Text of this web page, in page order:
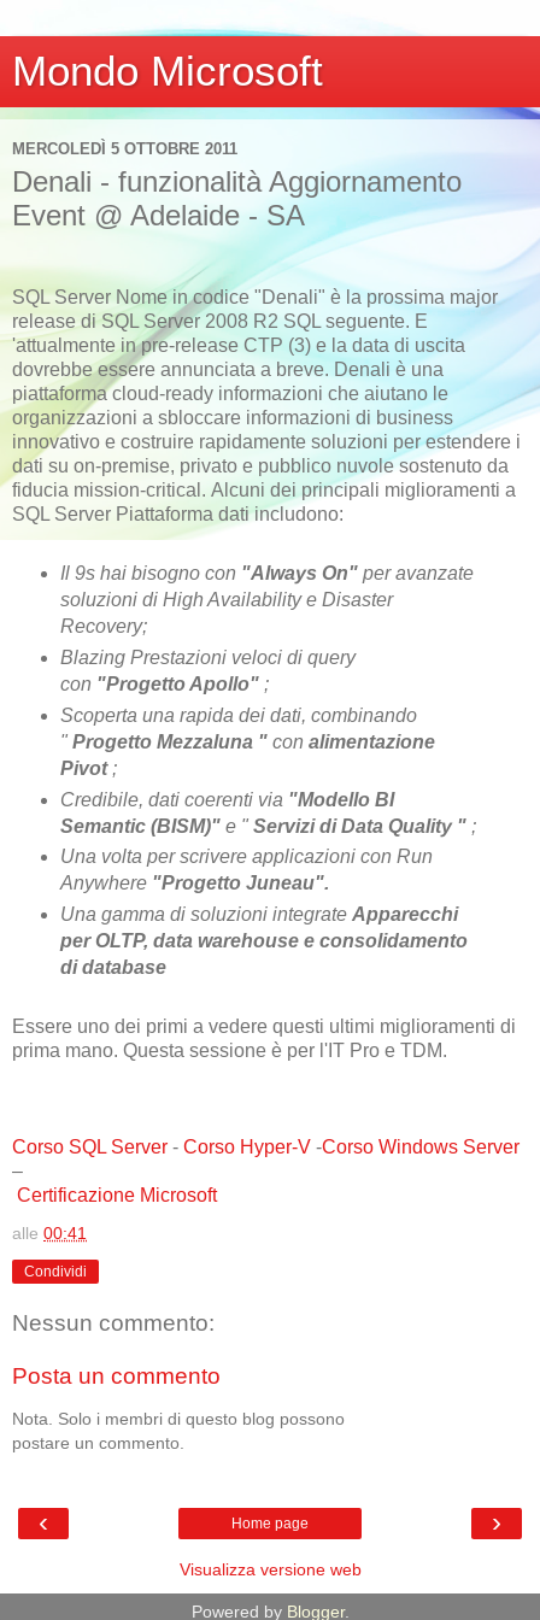
Mondo Microsoft
MERCOLEDÌ 5 OTTOBRE 2011
Denali - funzionalità Aggiornamento
Event @ Adelaide - SA
SQL Server Nome in codice "Denali" è la prossima major
release di SQL Server 2008 R2 SQL seguente. E
'attualmente in pre-release CTP (3) e la data di uscita
dovrebbe essere annunciata a breve. Denali è una
piattaforma cloud-ready informazioni che aiutano le
organizzazioni a sbloccare informazioni di business
innovativo e costruire rapidamente soluzioni per estendere i
dati su on-premise, privato e pubblico nuvole sostenuto da
fiducia mission-critical. Alcuni dei principali miglioramenti a
SQL Server Piattaforma dati includono:
Il 9s hai bisogno con "Always On"per avanzate
soluzioni di High Availability e Disaster
Recovery;
Blazing Prestazioni veloci di query
con "Progetto Apollo";
Scoperta una rapida dei dati, combinando
" Progetto Mezzaluna "con alimentazione
Pivot;
Credibile, dati coerenti via "Modello BI
Semantic (BISM)"e " Servizi di Data Quality ";
Una volta per scrivere applicazioni con Run
Anywhere "Progetto Juneau".
Una gamma di soluzioni integrate Apparecchi
per OLTP, data warehouse e consolidamento
di database
Essere uno dei primi a vedere questi ultimi miglioramenti di
prima mano. Questa sessione è per l'IT Pro e TDM.
Corso SQL Server - Corso Hyper-V -Corso Windows Server
–
Certificazione Microsoft
alle 00:41
Condividi
Nessun commento:
Posta un commento
Nota. Solo i membri di questo blog possono
postare un commento.
‹ ›
Home page
Visualizza versione web
Powered by Blogger.